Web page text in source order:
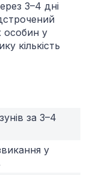
3–4 дні
особин у
кількість
за 3–4
у